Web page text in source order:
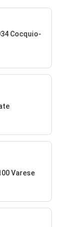
Cocquio-
Varese